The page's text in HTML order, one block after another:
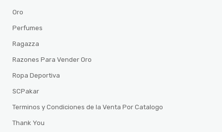
Oro
Perfumes
Ragazza
Razones Para Vender Oro
Ropa Deportiva
SCPakar
Terminos y Condiciones de la Venta Por Catalogo
Thank You